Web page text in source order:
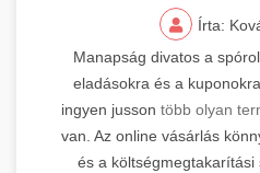
Írta:
Manapság divatos a
eladásokra és a
ingyen jusson több olyan
van. Az online vásárlás
és a költségmegtakarítási